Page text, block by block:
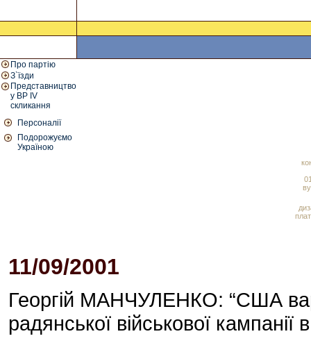
Про партію
З`їзди
Представництво
у ВР IV
скликання
Персоналії
Подорожуємо
Україною
11/09/2001
Георгій МАНЧУЛЕНКО: “США
радянської військової кампанії